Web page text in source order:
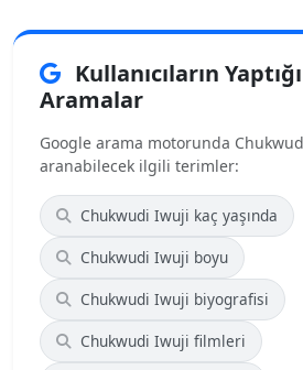
Kullanıcıların
Aramalar
Google arama motorunda
aranabilecek ilgili terimler:
Chukwudi Iwuji kaç yaşında
Chukwudi Iwuji boyu
Chukwudi Iwuji biyografisi
Chukwudi Iwuji filmleri